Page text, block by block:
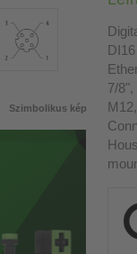
Szimbolikus kép
DI16
7/